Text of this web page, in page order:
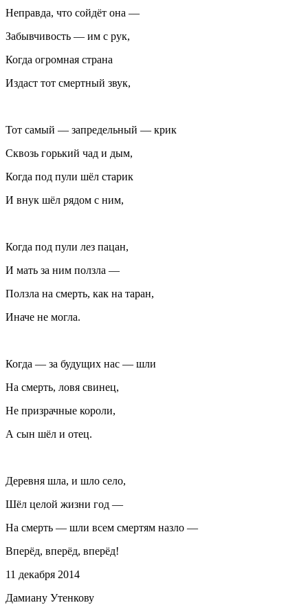
Неправда, что сойдёт она —
Забывчивость — им с рук,
Когда огромная страна
Издаст тот смертный звук,
Тот самый — запредельный — крик
Сквозь горький чад и дым,
Когда под пули шёл старик
И внук шёл рядом с ним,
Когда под пули лез пацан,
И мать за ним ползла —
Ползла на смерть, как на таран,
Иначе не могла.
Когда — за будущих нас — шли
На смерть, ловя свинец,
Не призрачные короли,
А сын шёл и отец.
Деревня шла, и шло село,
Шёл целой жизни год —
На смерть — шли всем смертям назло —
Вперёд, вперёд, вперёд!
11 декабря 2014
Дамиану Утенкову